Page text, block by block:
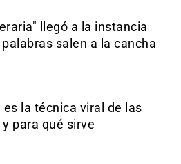
llegó a la instancia
salen a la cancha
es la técnica viral de las
para qué sirve